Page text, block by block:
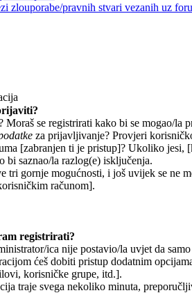
zlouporabe/pravnih stvari vezanih uz
Moraš se registrirati kako bi se mogao/la
za prijavljivanje? Provjeri
[zabranjen ti je pristup]? Ukoliko
bi saznao/la razlog(e) isključenja.
tri gornje mogućnosti, i još uvijek se ne
računom].
registrirati?
ica nije postavio/la uvjet da
ćeš dobiti pristup dodatnim
korisničke grupe, itd.].
traje svega nekoliko minuta,